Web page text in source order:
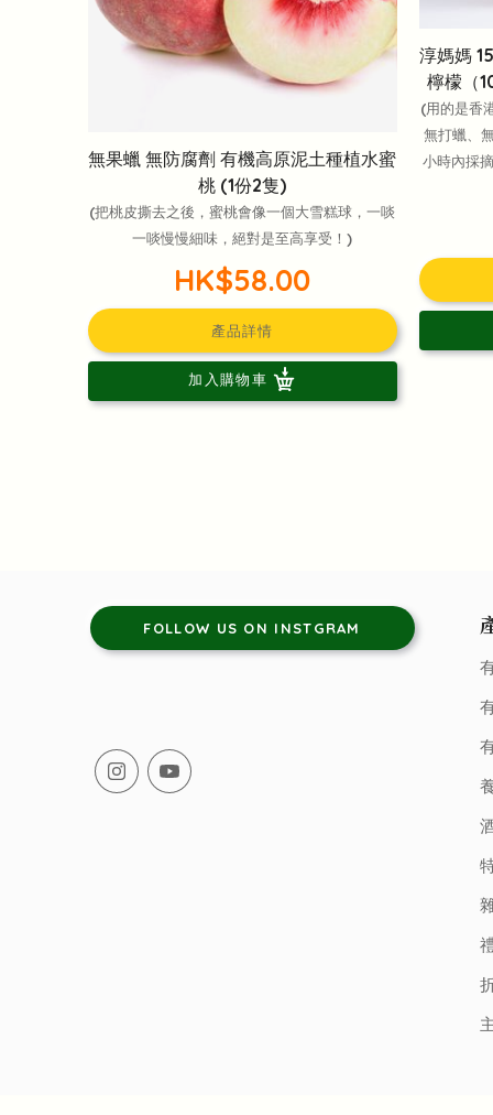
無果蠟 無防腐劑 有機高原泥土種植水蜜
桃 (1份2隻)
(把桃皮撕去之後，蜜桃會像一個大雪糕球，一啖
一啖慢慢細味，絕對是至高享受！)
HK$58.00
產品詳情
加入購物車
淳媽媽
檸檬（
(用的是香
無打蠟、
小時內採
FOLLOW US ON INSTGRAM